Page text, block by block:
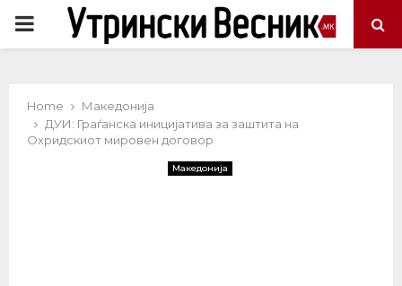
PRIMARY
Home
Македонија
ДУИ: Граѓанска иницијатива за заштита на
Охридскиот мировен договор
Македонија